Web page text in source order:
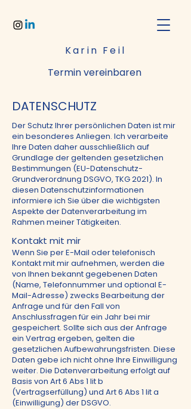
Termin vereinbaren
Karin Feil
DATENSCHUTZ
Der Schutz Ihrer persönlichen Daten ist mir
ein besonderes Anliegen. Ich verarbeite
Ihre Daten daher ausschließlich auf
Grundlage der geltenden gesetzlichen
Bestimmungen (EU-Datenschutz-
Grundverordnung DSGVO, TKG 2021). In
diesen Datenschutzinformationen
informiere ich Sie über die wichtigsten
Aspekte der Datenverarbeitung im
Rahmen meiner Tätigkeiten.
Kontakt mit mir
Wenn Sie per E-Mail oder telefonisch
Kontakt mit mir aufnehmen, werden die
von Ihnen bekannt gegebenen Daten
(Name, Telefonnummer und optional E-
Mail-Adresse) zwecks Bearbeitung der
Anfrage und für den Fall von
Anschlussfragen für ein Jahr bei mir
gespeichert. Sollte sich aus der Anfrage
ein Vertrag ergeben, gelten die
gesetzlichen Aufbewahrungsfristen. Diese
Daten gebe ich nicht ohne Ihre Einwilligung
weiter. Die Datenverarbeitung erfolgt auf
Basis von Art 6 Abs 1 lit b
(Vertragserfüllung) und Art 6 Abs 1 lit a
(Einwilligung) der DSGVO.